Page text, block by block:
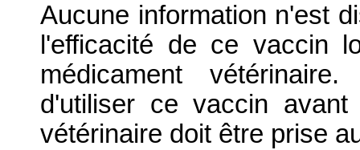
Aucune information n'est
l'efficacité de ce vaccin
médicament
d'utiliser ce vaccin
vétérinaire doit être prise